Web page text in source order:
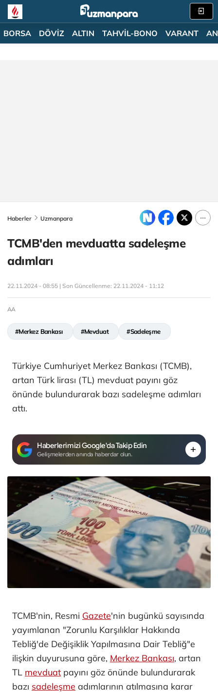
BORSA DÖVİZ ALTIN TAHVİL-BONO VARANT
Haberler Uzmanpara
TCMB'den mevduatta sadeleşme
adımları
22.11.2024 - 08:55 | Son Güncellenme: 22.11.2024 - 11:12
AA
#Merkez Bankası #Mevduat #Sadeleşme
Türkiye Cumhuriyet Merkez Bankası (TCMB),
artan Türk lirası (TL) mevduat payını göz
önünde bulundurarak bazı sadeleşme adımları
attı.
Haberlerimizi Google'da Takip Edin
Gelişmelerden anında haberdar olun.
TCMB'nin, Resmi Gazete'nin bugünkü sayısında
yayımlanan "Zorunlu Karşılıklar Hakkında
Tebliğ'de Değişiklik Yapılmasına Dair Tebliğ"e
ilişkin duyurusuna göre, Merkez Bankası, artan
TL mevduat payını göz önünde bulundurarak
bazı sadeleşme adımlarının atılmasına karar